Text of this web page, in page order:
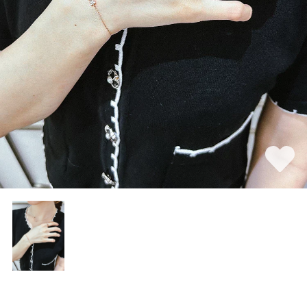
素材
カラー
誕生石
モチーフ
石の色
ファッションテイス
ト